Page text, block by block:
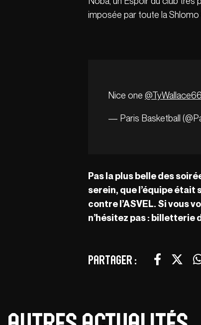
imposée par toute la Shlomo
Nice one
— Paris Basketball
Pas la plus belle des
serein, que l’équipe était
contre l’ASVEL. Si vous
n’hésitez pas : billetterie
Partager :